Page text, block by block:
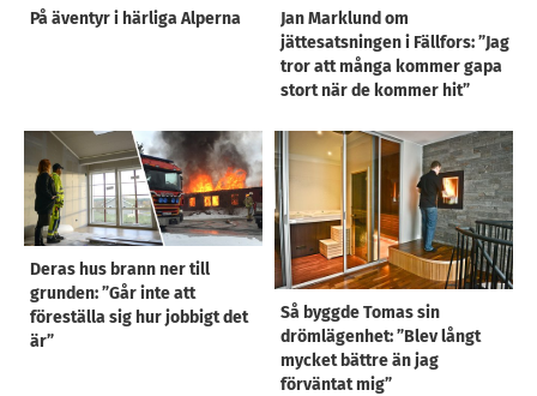
På äventyr i härliga Alperna
Jan Marklund om
jättesatsningen i Fällfors: ”Jag
tror att många kommer gapa
stort när de kommer hit”
Deras hus brann ner till
grunden: ”Går inte att
föreställa sig hur jobbigt det
är”
Så byggde Tomas sin
drömlägenhet: ”Blev långt
mycket bättre än jag
förväntat mig”